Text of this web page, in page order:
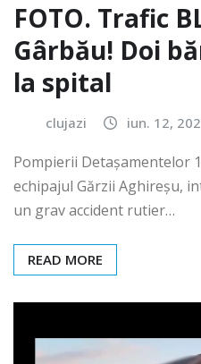
FOTO. Trafic
Gârbău! Doi
la spital
clujazi iun. 12,
Pompierii Detașamentelor
echipajul Gărzii Aghireșu,
un grav accident rutier…
READ MORE